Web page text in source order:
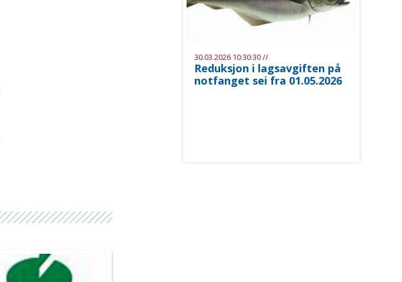
30.03.2026 10:30:30 //
Reduksjon i lagsavgiften på
notfanget sei fra 01.05.2026